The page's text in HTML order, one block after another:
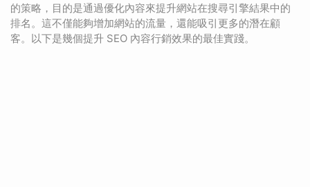
的策略，目的是通過優化內容來提升網站在搜尋引擎結果中的
排名。這不僅能夠增加網站的流量，還能吸引更多的潛在顧
客。以下是幾個提升 SEO 內容行銷效果的最佳實踐。